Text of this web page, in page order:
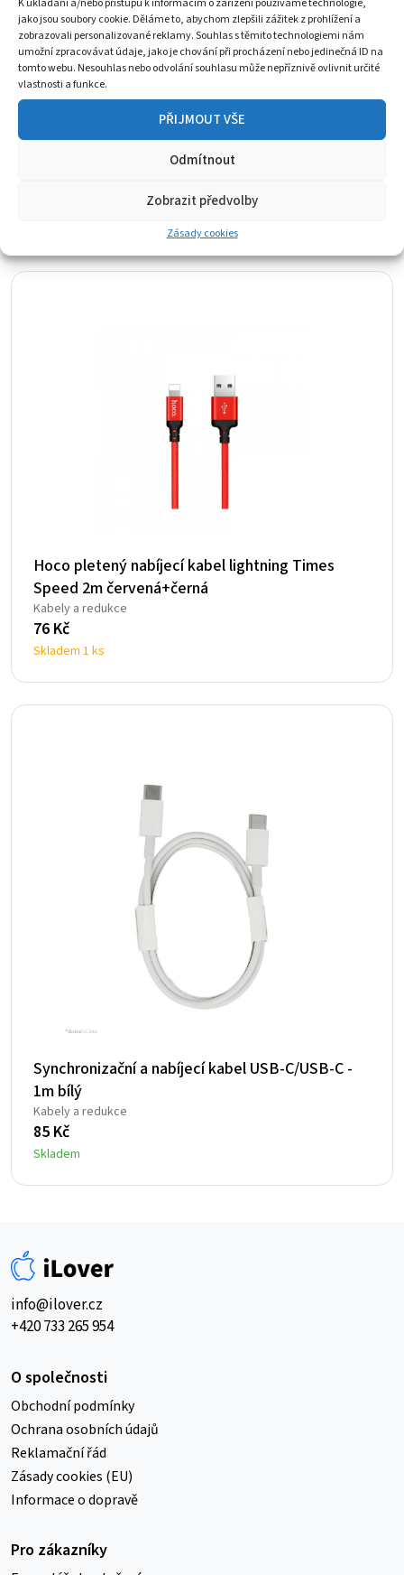
K ukládání a/nebo přístupu k informacím o zařízení používáme technologie,
jako jsou soubory cookie. Děláme to, abychom zlepšili zážitek z prohlížení a
zobrazovali personalizované reklamy. Souhlas s těmito technologiemi nám
umožní zpracovávat údaje, jako je chování při procházení nebo jedinečná ID na
tomto webu. Nesouhlas nebo odvolání souhlasu může nepříznivě ovlivnit určité
vlastnosti a funkce.
PŘIJMOUT VŠE
Odmítnout
Zobrazit předvolby
Zásady cookies
Kabel Forcell F-Energy C259 USB-C to Lightning,
3A, 27W, 1,2 m, černý
Hoco pletený nabíjecí kabel lightning Times
Speed 2m červená+černá
Kabely a redukce
76 Kč
Skladem 1 ks
Synchronizační a nabíjecí kabel USB-C/USB-C -
1m bílý
Kabely a redukce
85 Kč
Skladem
info@ilover.cz
+420 733 265 954
O společnosti
Obchodní podmínky
Ochrana osobních údajů
Reklamační řád
Zásady cookies (EU)
Informace o dopravě
Pro zákazníky